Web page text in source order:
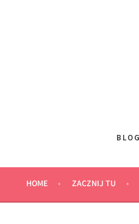
HOME ZACZNIJ TU